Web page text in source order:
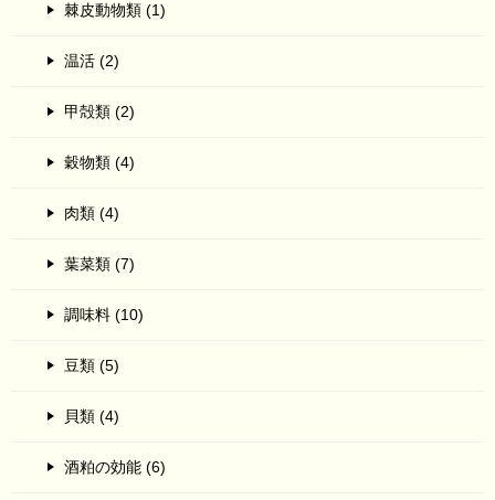
棘皮動物類 (1)
温活 (2)
甲殻類 (2)
穀物類 (4)
肉類 (4)
葉菜類 (7)
調味料 (10)
豆類 (5)
貝類 (4)
酒粕の効能 (6)